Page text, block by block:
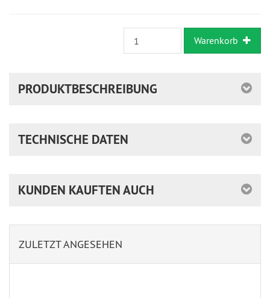
Warenkorb
PRODUKTBESCHREIBUNG
TECHNISCHE DATEN
KUNDEN KAUFTEN AUCH
ZULETZT ANGESEHEN